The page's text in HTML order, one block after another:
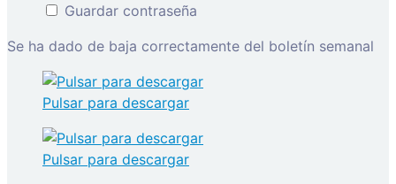
Guardar contraseña
Se ha dado de baja correctamente del boletín semanal
Pulsar para descargar
Pulsar para descargar